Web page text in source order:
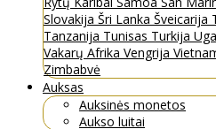
Slovakija Šri Lanka Šveicarija
Tanzanija Tunisas Turkija
Vakarų Afrika Vengrija
Zimbabvė
Auksas
Auksinės monetos
Aukso luitai